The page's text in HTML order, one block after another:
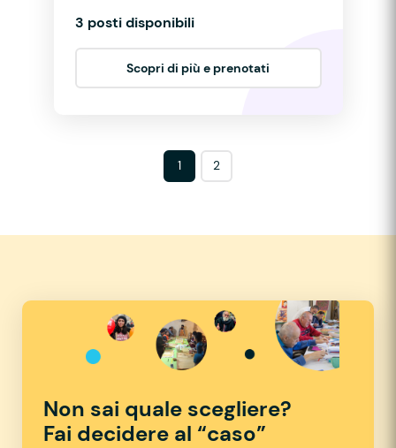
3 posti disponibili
Scopri di più e prenotati
1 2
Non sai quale scegliere?
Fai decidere al “caso”